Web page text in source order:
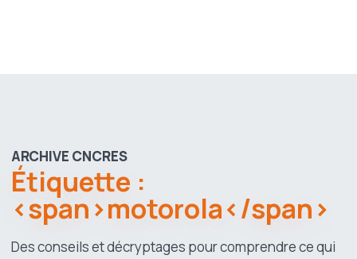
ARCHIVE CNCRES
Étiquette :
<span>motorola</span>
Des conseils et décryptages pour comprendre ce qui